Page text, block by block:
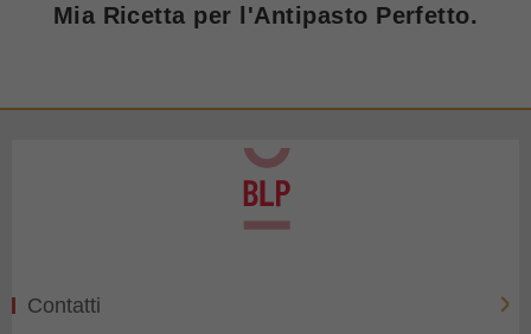
Mia Ricetta per l'Antipasto Perfetto.
Contatti